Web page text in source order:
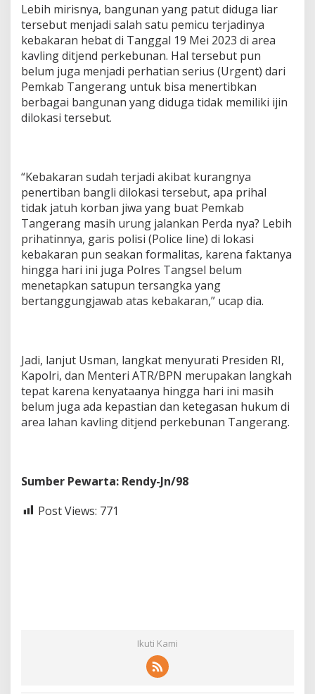
Lebih mirisnya, bangunan yang patut diduga liar
tersebut menjadi salah satu pemicu terjadinya
kebakaran hebat di Tanggal 19 Mei 2023 di area
kavling ditjend perkebunan. Hal tersebut pun
belum juga menjadi perhatian serius (Urgent) dari
Pemkab Tangerang untuk bisa menertibkan
berbagai bangunan yang diduga tidak memiliki ijin
dilokasi tersebut.
“Kebakaran sudah terjadi akibat kurangnya
penertiban bangli dilokasi tersebut, apa prihal
tidak jatuh korban jiwa yang buat Pemkab
Tangerang masih urung jalankan Perda nya? Lebih
prihatinnya, garis polisi (Police line) di lokasi
kebakaran pun seakan formalitas, karena faktanya
hingga hari ini juga Polres Tangsel belum
menetapkan satupun tersangka yang
bertanggungjawab atas kebakaran,” ucap dia.
Jadi, lanjut Usman, langkat menyurati Presiden RI,
Kapolri, dan Menteri ATR/BPN merupakan langkah
tepat karena kenyataanya hingga hari ini masih
belum juga ada kepastian dan ketegasan hukum di
area lahan kavling ditjend perkebunan Tangerang.
Sumber Pewarta: Rendy-Jn/98
Post Views: 771
Ikuti Kami